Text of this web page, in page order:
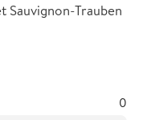
Sauvignon-Trauben
0